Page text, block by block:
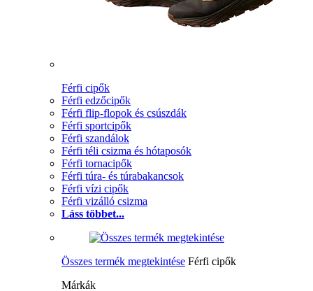
Férfi cipők
Férfi edzőcipők
Férfi flip-flopok és csúszdák
Férfi sportcipők
Férfi szandálok
Férfi téli csizma és hótaposók
Férfi tornacipők
Férfi túra- és túrabakancsok
Férfi vízi cipők
Férfi vizálló csizma
Láss többet...
Összes termék megtekintése Férfi cipők
Márkák